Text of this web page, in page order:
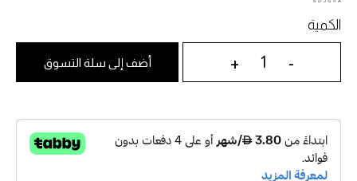
الكمية
-
+ أضف إلى سلة التسوق